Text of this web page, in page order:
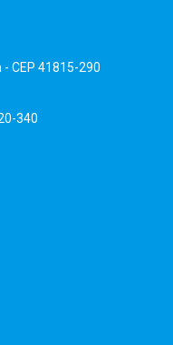
CEP 41815-290
340